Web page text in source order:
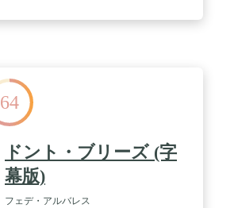
64
ドント・ブリーズ (字
幕版)
フェデ・アルバレス